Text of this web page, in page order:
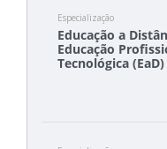
Especialização
Educação a
Educação
Tecnológica (EaD)